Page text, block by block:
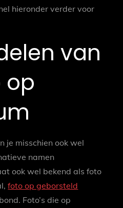
hieronder verder voor
van
op
je misschien ook wel
namen
ook wel bekend als foto
foto op geborsteld
Foto’s die op